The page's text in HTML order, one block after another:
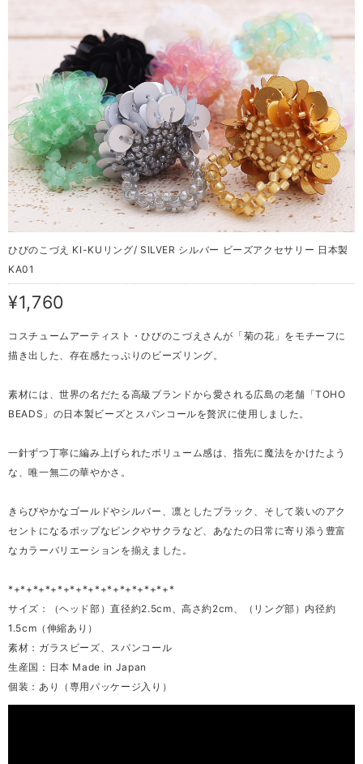
ひびのこづえ KI-KUリング/ SILVER シルバー ビーズアクセサリー 日本製
KA01
¥1,760
コスチュームアーティスト・ひびのこづえさんが「菊の花」をモチーフに
描き出した、存在感たっぷりのビーズリング。
素材には、世界の名だたる高級ブランドから愛される広島の老舗「TOHO
BEADS」の日本製ビーズとスパンコールを贅沢に使用しました。
一針ずつ丁寧に編み上げられたボリューム感は、指先に魔法をかけたよう
な、唯一無二の華やかさ。
きらびやかなゴールドやシルバー、凛としたブラック、そして装いのアク
セントになるポップなピンクやサクラなど、あなたの日常に寄り添う豊富
なカラーバリエーションを揃えました。
*+*+*+*+*+*+*+*+*+*+*+*+*+*
サイズ：（ヘッド部）直径約2.5cm、高さ約2cm、（リング部）内径約
1.5cm（伸縮あり）
素材：ガラスビーズ、スパンコール
生産国：日本 Made in Japan
個装：あり（専用パッケージ入り）